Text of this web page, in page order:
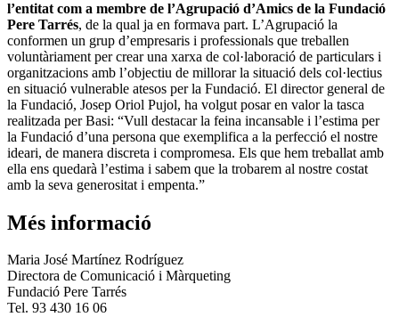
l’entitat com a membre de l’Agrupació d’Amics de la Fundació
Pere Tarrés, de la qual ja en formava part. L’Agrupació la
conformen un grup d’empresaris i professionals que treballen
voluntàriament per crear una xarxa de col·laboració de particulars i
organitzacions amb l’objectiu de millorar la situació dels col·lectius
en situació vulnerable atesos per la Fundació. El director general de
la Fundació, Josep Oriol Pujol, ha volgut posar en valor la tasca
realitzada per Basi: “Vull destacar la feina incansable i l’estima per
la Fundació d’una persona que exemplifica a la perfecció el nostre
ideari, de manera discreta i compromesa. Els que hem treballat amb
ella ens quedarà l’estima i sabem que la trobarem al nostre costat
amb la seva generositat i empenta.”
Més informació
Maria José Martínez Rodríguez
Directora de Comunicació i Màrqueting
Fundació Pere Tarrés
Tel. 93 430 16 06